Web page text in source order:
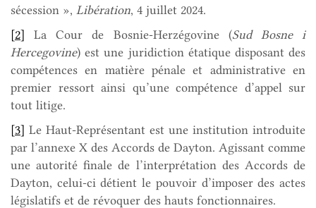
sécession », Libération, 4 juillet 2024.
[2] La Cour de Bosnie-Herzégovine (Sud Bosne i
Hercegovine) est une juridiction étatique disposant des
compétences en matière pénale et administrative en
premier ressort ainsi qu’une compétence d’appel sur
tout litige.
[3] Le Haut-Représentant est une institution introduite
par l’annexe X des Accords de Dayton. Agissant comme
une autorité finale de l’interprétation des Accords de
Dayton, celui-ci détient le pouvoir d’imposer des actes
législatifs et de révoquer des hauts fonctionnaires.